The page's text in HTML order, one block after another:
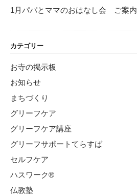
1月パパとママのおはなし会 ご案内
カテゴリー
お寺の掲示板
お知らせ
まちづくり
グリーフケア
グリーフケア講座
グリーフサポートてらすば
セルフケア
ハスワーク®
仏教塾